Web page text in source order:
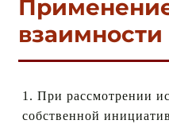
взаимности
1. При рассмотрении
собственной